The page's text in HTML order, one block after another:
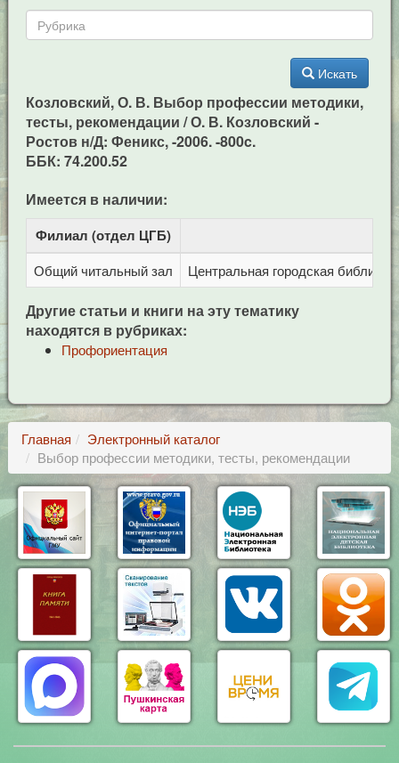
Искать
Козловский, О. В. Выбор профессии методики,
тесты, рекомендации / О. В. Козловский -
Ростов н/Д: Феникс, -2006. -800c.
ББК: 74.200.52
Имеется в наличии:
Филиал (отдел ЦГБ)
Общий читальный зал Центральная городская
Другие статьи и книги на эту тематику
находятся в рубриках:
Профориентация
Главная
Электронный каталог
Выбор профессии методики, тесты, рекомендации